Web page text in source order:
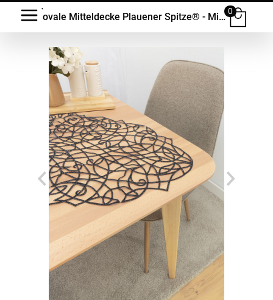
ovale Mitteldecke Plauener Spitze® - Mirela #1W
0